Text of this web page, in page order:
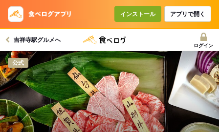
インストール アプリで開く
吉祥寺駅グルメへ
ログイン
公式